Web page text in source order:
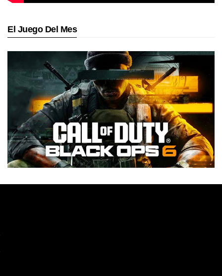
El Juego Del Mes